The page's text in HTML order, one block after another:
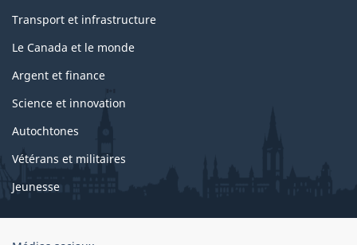
Transport et infrastructure
Le Canada et le monde
Argent et finance
Science et innovation
Autochtones
Vétérans et militaires
Jeunesse